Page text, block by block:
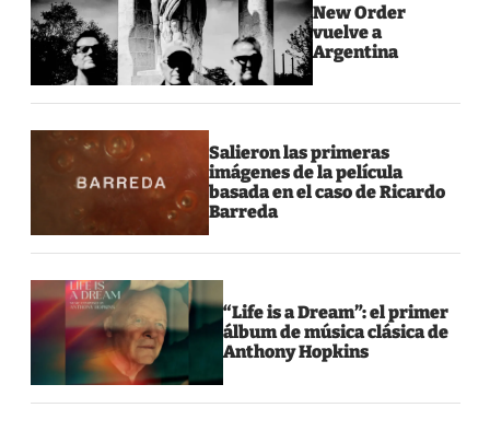
New Order
vuelve a
Argentina
Salieron las primeras
imágenes de la película
basada en el caso de Ricardo
Barreda
“Life is a Dream”: el primer
álbum de música clásica de
Anthony Hopkins